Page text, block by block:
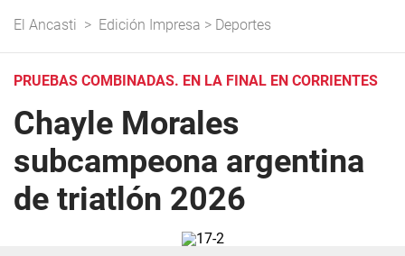
El Ancasti > Edición Impresa > Deportes
PRUEBAS COMBINADAS. EN LA FINAL EN CORRIENTES
Chayle Morales
subcampeona argentina
de triatlón 2026